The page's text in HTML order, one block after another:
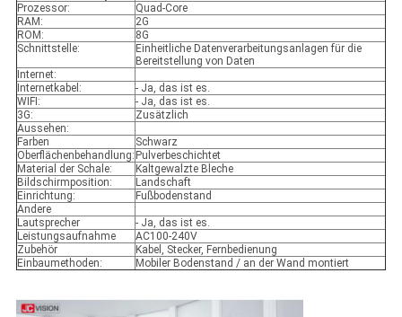
Prozessor:
Quad-Core
RAM:
2G
ROM:
8G
Schnittstelle:
Einheitliche Datenverarbeitungsanlagen für die
Bereitstellung von Daten
Internet:
Internetkabel:
- Ja, das ist es.
WIFI:
- Ja, das ist es.
3G:
Zusätzlich
Aussehen:
Farben
Schwarz
Oberflächenbehandlung: Pulverbeschichtet
Material der Schale:
Kaltgewalzte Bleche
Bildschirmposition:
Landschaft
Einrichtung:
Fußbodenstand
Andere
Lautsprecher
- Ja, das ist es.
Leistungsaufnahme
AC100-240V
Zubehör
Kabel, Stecker, Fernbedienung
Einbaumethoden:
Mobiler Bodenstand / an der Wand montiert